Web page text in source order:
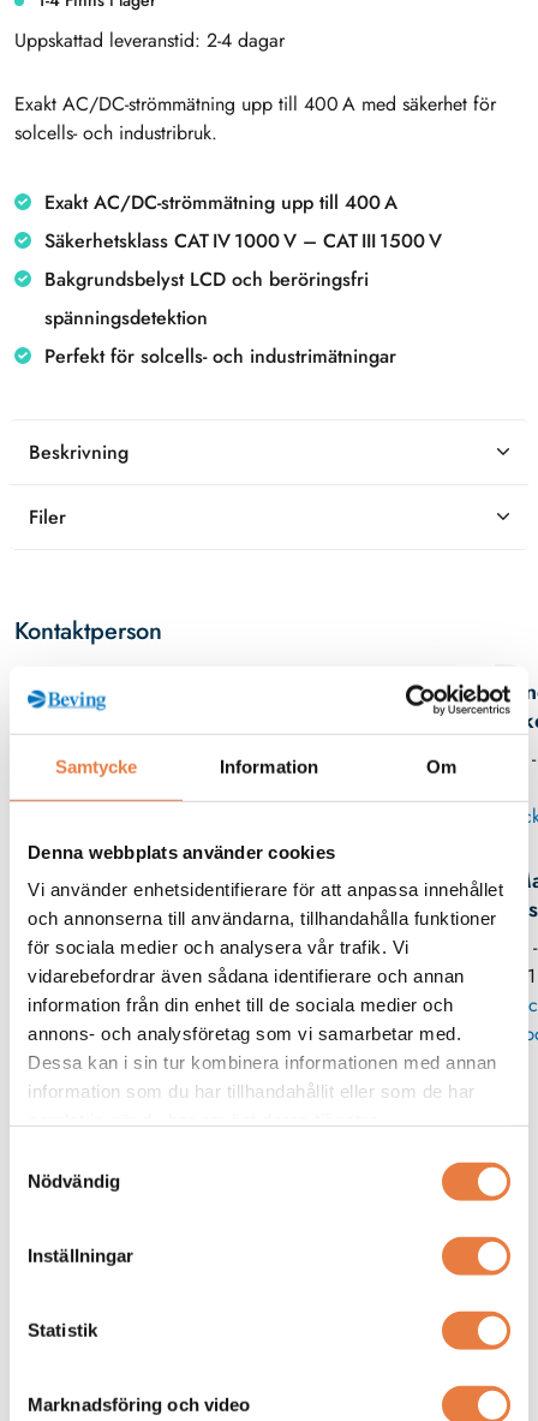
Samtycke Information Om
Denna webbplats använder cookies
Vi använder enhetsidentifierare för att anpassa innehållet
och annonserna till användarna, tillhandahålla funktioner
för sociala medier och analysera vår trafik. Vi
vidarebefordrar även sådana identifierare och annan
information från din enhet till de sociala medier och
annons- och analysföretag som vi samarbetar med.
Dessa kan i sin tur kombinera informationen med annan
information som du har tillhandahållit eller som de har
Nödvändig
Inställningar
Statistik
Marknadsföring och video
Uppskattad leveranstid: 2-4 dagar
Exakt AC/DC-strömmätning upp till 400 A med säkerhet för
solcells- och industribruk.
Exakt AC/DC-strömmätning upp till 400 A
Säkerhetsklass CAT IV 1000 V – CAT III 1500 V
Bakgrundsbelyst LCD och beröringsfri
spänningsdetektion
Perfekt för solcells- och industrimätningar
Beskrivning
Filer
Kontaktperson
Från kunskapsbanken